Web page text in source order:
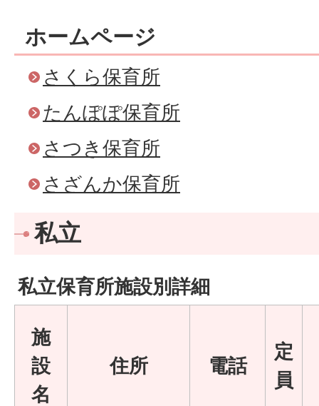
ホームページ
さくら保育所
たんぽぽ保育所
さつき保育所
さざんか保育所
私立
私立保育所施設別詳細
施
設
名
住所 電話
定
員